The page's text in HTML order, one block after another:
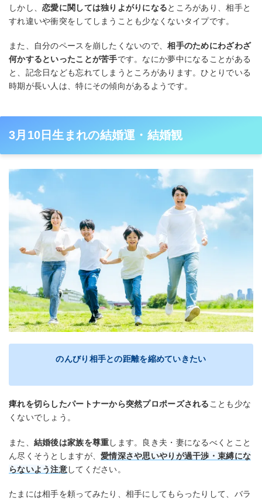
しかし、恋愛に関しては独りよがりになるところがあり、相手と
すれ違いや衝突をしてしまうことも少なくないタイプです。
また、自分のペースを崩したくないので、相手のためにわざわざ
何かするといったことが苦手です。なにか夢中になることがある
と、記念日なども忘れてしまうところがあります。ひとりでいる
時期が長い人は、特にその傾向があるようです。
3月10日生まれの結婚運・結婚観
のんびり相手との距離を縮めていきたい
痺れを切らしたパートナーから突然プロポーズされる ことも少な
くないでしょう。
また、 結婚後は家族を尊重します。良き夫・妻になるべくとこと
ん尽くそうとしますが、愛情深さや思いやりが過干渉・束縛にな
らないよう注意してください。
たまには相手を頼ってみたり、相手にしてもらったりして、バラ